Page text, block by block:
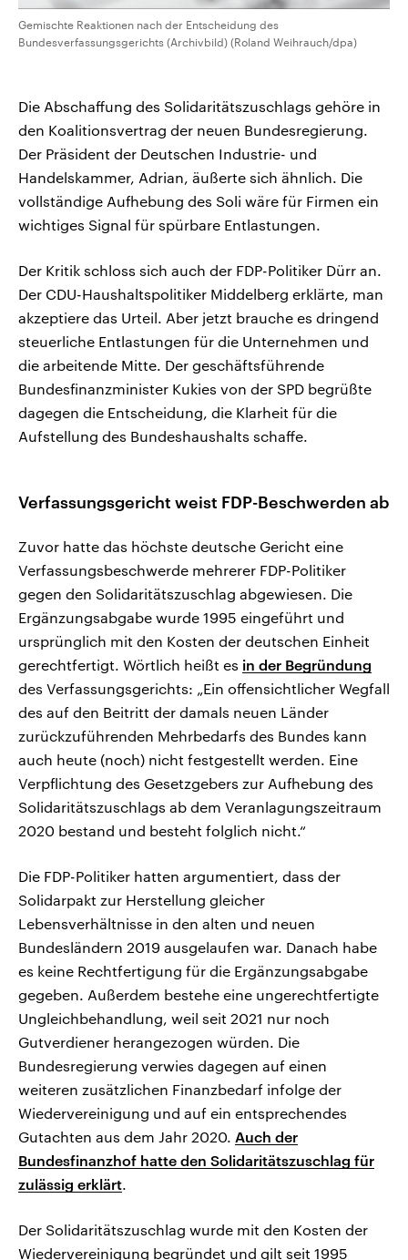
Gemischte Reaktionen nach der Entscheidung des
Bundesverfassungsgerichts (Archivbild) (Roland Weihrauch/dpa)
Die Abschaffung des Solidaritätszuschlags gehöre in
den Koalitionsvertrag der neuen Bundesregierung.
Der Präsident der Deutschen Industrie- und
Handelskammer, Adrian, äußerte sich ähnlich. Die
vollständige Aufhebung des Soli wäre für Firmen ein
wichtiges Signal für spürbare Entlastungen.
Der Kritik schloss sich auch der FDP-Politiker Dürr an.
Der CDU-Haushaltspolitiker Middelberg erklärte, man
akzeptiere das Urteil. Aber jetzt brauche es dringend
steuerliche Entlastungen für die Unternehmen und
die arbeitende Mitte. Der geschäftsführende
Bundesfinanzminister Kukies von der SPD begrüßte
dagegen die Entscheidung, die Klarheit für die
Aufstellung des Bundeshaushalts schaffe.
Verfassungsgericht weist FDP-Beschwerden ab
Zuvor hatte das höchste deutsche Gericht eine
Verfassungsbeschwerde mehrerer FDP-Politiker
gegen den Solidaritätszuschlag abgewiesen. Die
Ergänzungsabgabe wurde 1995 eingeführt und
ursprünglich mit den Kosten der deutschen Einheit
gerechtfertigt. Wörtlich heißt es in der Begründung
des Verfassungsgerichts: „Ein offensichtlicher Wegfall
des auf den Beitritt der damals neuen Länder
zurückzuführenden Mehrbedarfs des Bundes kann
auch heute (noch) nicht festgestellt werden. Eine
Verpflichtung des Gesetzgebers zur Aufhebung des
Solidaritätszuschlags ab dem Veranlagungszeitraum
2020 bestand und besteht folglich nicht.“
Die FDP-Politiker hatten argumentiert, dass der
Solidarpakt zur Herstellung gleicher
Lebensverhältnisse in den alten und neuen
Bundesländern 2019 ausgelaufen war. Danach habe
es keine Rechtfertigung für die Ergänzungsabgabe
gegeben. Außerdem bestehe eine ungerechtfertigte
Ungleichbehandlung, weil seit 2021 nur noch
Gutverdiener herangezogen würden. Die
Bundesregierung verwies dagegen auf einen
weiteren zusätzlichen Finanzbedarf infolge der
Wiedervereinigung und auf ein entsprechendes
Gutachten aus dem Jahr 2020. Auch der
Bundesfinanzhof hatte den Solidaritätszuschlag für
zulässig erklärt.
Der Solidaritätszuschlag wurde mit den Kosten der
Wiedervereinigung begründet und gilt seit 1995